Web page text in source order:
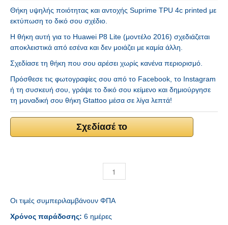
Θήκη υψηλής ποιότητας και αντοχής Suprime TPU 4c printed με
εκτύπωση το δικό σου σχέδιο.
H θήκη αυτή για το Huawei P8 Lite (μοντέλο 2016) σχεδιάζεται
αποκλειστικά από εσένα και δεν μοιάζει με καμία άλλη.
Σχεδίασε τη θήκη που σου αρέσει χωρίς κανένα περιορισμό.
Πρόσθεσε τις φωτογραφίες σου από το Facebook, το Instagram
ή τη συσκευή σου, γράψε το δικό σου κείμενο και δημιούργησε
τη μοναδική σου θήκη Gtattoo μέσα σε λίγα λεπτά!
Σχεδίασέ το
Οι τιμές συμπεριλαμβάνουν ΦΠΑ
Χρόνος παράδοσης: 6 ημέρες